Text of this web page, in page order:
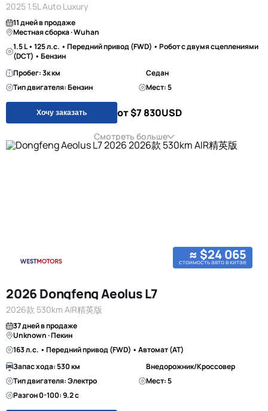
2025 1.5L Auto Luxury
11 дней в продаже
Местная сборка · Wuhan
1.5 L • 125 л.с. • Передний привод (FWD) • Робот с двумя сцеплениями
(DCT) • Бензин
Пробег: 3к км
Седан
Тип двигателя: Бензин
Мест: 5
Хочу заказать от $7 830USD
Смотреть больше
≈ $24 065
стоимость авто в китае
2026 Dongfeng Aeolus L7
2026款 530km AIR精英版
37 дней в продаже
Unknown · Пекин
163 л.с. • Передний привод (FWD) • Автомат (AT)
Запас хода: 530 км
Внедорожник/Кроссовер
Тип двигателя: Электро
Мест: 5
Разгон 0-100: 9.2 с